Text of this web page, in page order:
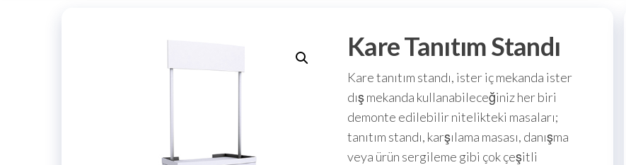
Kare Tanıtım Standı
Kare tanıtım standı, ister iç mekanda ister
dış mekanda kullanabileceğiniz her biri
demonte edilebilir nitelikteki masaları;
tanıtım standı, karşılama masası, danışma
veya ürün sergileme gibi çok çeşitli